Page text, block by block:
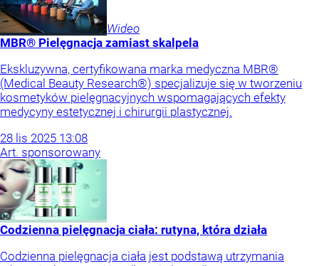
Wideo
MBR® Pielęgnacja zamiast skalpela
Ekskluzywna, certyfikowana marka medyczna MBR®
(Medical Beauty Research®) specjalizuje się w tworzeniu
kosmetyków pielęgnacyjnych wspomagających efekty
medycyny estetycznej i chirurgii plastycznej.
28 lis 2025 13:08
Art. sponsorowany
Codzienna pielęgnacja ciała: rutyna, która działa
Codzienna pielęgnacja ciała jest podstawą utrzymania